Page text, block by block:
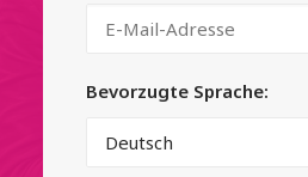
Bevorzugte Sprache: